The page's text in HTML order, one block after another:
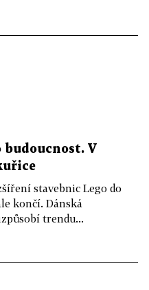
budoucnost. V
stavebnic Lego do
končí. Dánská
trendu...